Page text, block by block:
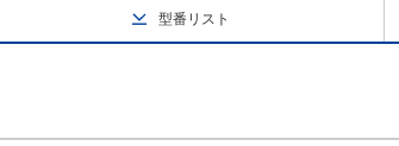
型番リスト